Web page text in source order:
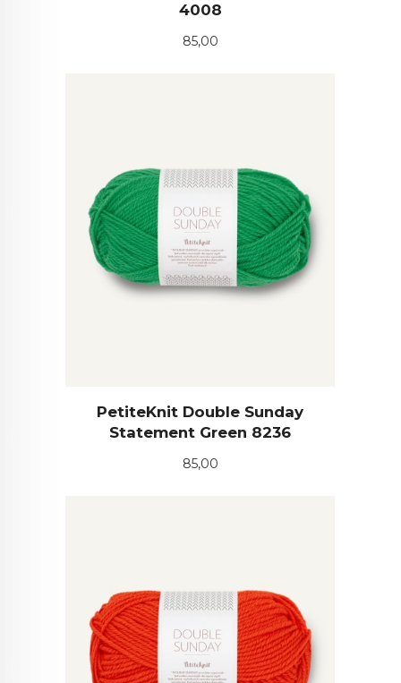
4008
Pris
85,00
PetiteKnit Double Sunday
Statement Green 8236
Pris
85,00